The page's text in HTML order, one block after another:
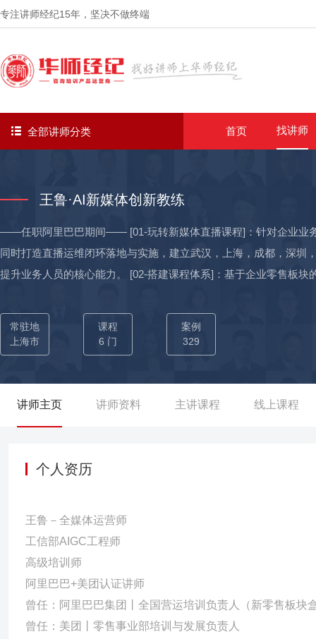
专注讲师经纪15年 ，坚决不做终端
全部讲师分类 首页 找讲师
王鲁·AI新媒体创新教练
——任职阿里巴巴期间—— [01-玩转新媒体直播课程]：针对企业业
同时打造直播运维闭环落地与实施，建立武汉，上海，成都，深圳
提升业务人员的核心能力。 [02-搭建课程体系]：基于企业零售板
-创建“培训+训练”的训练系统]：运用阿里盒马数据化带训跟踪模
环体系，建立师兄选用育留汰体系，培养5000+师兄（能带人）
期间—— [01-构建新媒体获客系统]：打造新媒体获客系统，包含短
新员工、管理者设计培训方案，共为企业输送5000+名优秀人才、
-搭建课程体系]：基于美团APP端新零售场景，设计开发45门课程
系，输出65门零售业务必修课，全面提升员工的业务能力。 ——
发展及部门技能学习”航海船计划的设计与落地，对企业各层级（
超新人项目，累计培训1000+场、中层人才（店总）领导力发展课
成为家乐福年度最佳培训项目。 [02-打造培训师队伍]：针对企业
专职培训经理进行培养，促使52位成为家乐福认证培训师，550位
常驻地
上海市
课程
6 门
案例
329
讲师主页 讲师资料 主讲课程 线上课程
个人资历
王鲁－全媒体运营师
工信部AIGC工程师
高级培训师
阿里巴巴+美团认证讲师
曾任：阿里巴巴集团丨全国营运培训负责人（新零售板块
曾任：美团丨零售事业部培训与发展负责人